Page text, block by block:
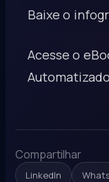
Baixe o
Acesse o
Compartilhar
LinkedIn